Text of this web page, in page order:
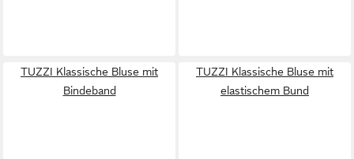
TUZZI Klassische Bluse mit
Bindeband
TUZZI Klassische Bluse mit
elastischem Bund